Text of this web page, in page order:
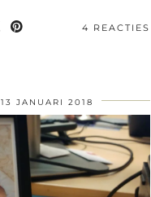
4 REACTIES
13 JANUARI 2018